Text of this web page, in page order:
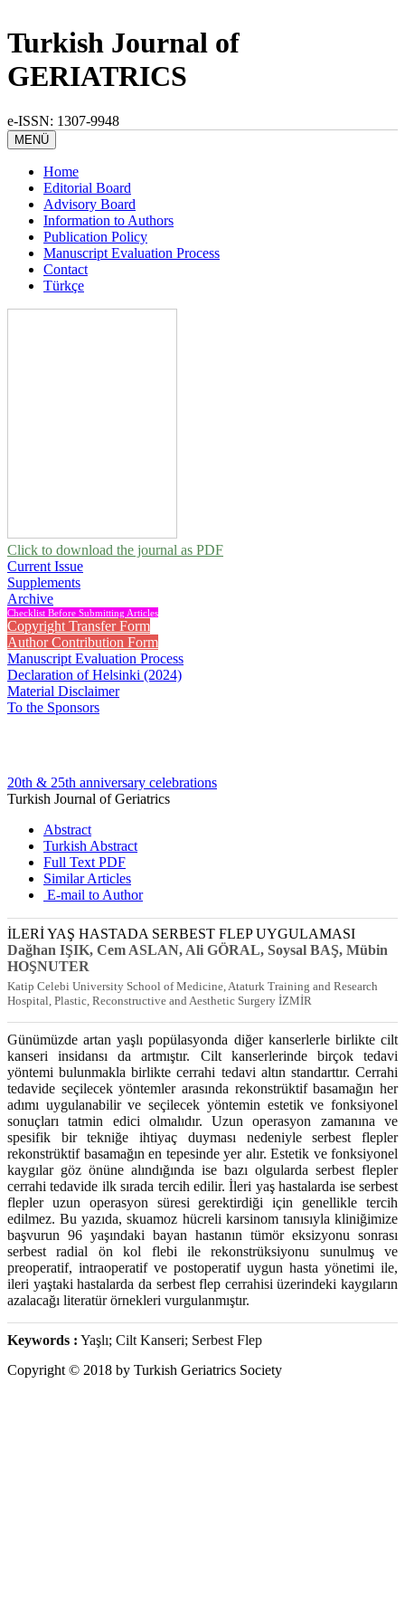
Turkish Journal of
GERIATRICS
e-ISSN: 1307-9948
MENÜ
Home
Editorial Board
Advisory Board
Information to Authors
Publication Policy
Manuscript Evaluation Process
Contact
Türkçe
Click to download the journal as PDF
Current Issue
Supplements
Archive
Checklist Before Submitting Articles
Copyright Transfer Form
Author Contribution Form
Manuscript Evaluation Process
Declaration of Helsinki (2024)
Material Disclaimer
To the Sponsors
20th & 25th anniversary celebrations
Turkish Journal of Geriatrics
Abstract
Turkish Abstract
Full Text PDF
Similar Articles
E-mail to Author
İLERİ YAŞ HASTADA SERBEST FLEP UYGULAMASI
Dağhan IŞIK, Cem ASLAN, Ali GÖRAL, Soysal BAŞ, Mübin
HOŞNUTER
Katip Celebi University School of Medicine, Ataturk Training and Research
Hospital, Plastic, Reconstructive and Aesthetic Surgery İZMİR
Günümüzde artan yaşlı popülasyonda diğer kanserlerle birlikte cilt
kanseri insidansı da artmıştır. Cilt kanserlerinde birçok tedavi
yöntemi bulunmakla birlikte cerrahi tedavi altın standarttır. Cerrahi
tedavide seçilecek yöntemler arasında rekonstrüktif basamağın her
adımı uygulanabilir ve seçilecek yöntemin estetik ve fonksiyonel
sonuçları tatmin edici olmalıdır. Uzun operasyon zamanına ve
spesifik bir tekniğe ihtiyaç duyması nedeniyle serbest flepler
rekonstrüktif basamağın en tepesinde yer alır. Estetik ve fonksiyonel
kaygılar göz önüne alındığında ise bazı olgularda serbest flepler
cerrahi tedavide ilk sırada tercih edilir. İleri yaş hastalarda ise serbest
flepler uzun operasyon süresi gerektirdiği için genellikle tercih
edilmez. Bu yazıda, skuamoz hücreli karsinom tanısıyla kliniğimize
başvurun 96 yaşındaki bayan hastanın tümör eksizyonu sonrası
serbest radial ön kol flebi ile rekonstrüksiyonu sunulmuş ve
preoperatif, intraoperatif ve postoperatif uygun hasta yönetimi ile,
ileri yaştaki hastalarda da serbest flep cerrahisi üzerindeki kaygıların
azalacağı literatür örnekleri vurgulanmıştır.
Keywords : Yaşlı; Cilt Kanseri; Serbest Flep
Copyright © 2018 by Turkish Geriatrics Society